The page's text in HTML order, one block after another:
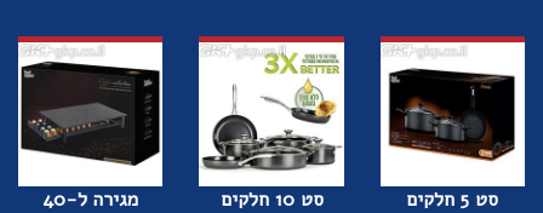
סט 5 חלקים
סט 10 חלקים
מגירה ל-40